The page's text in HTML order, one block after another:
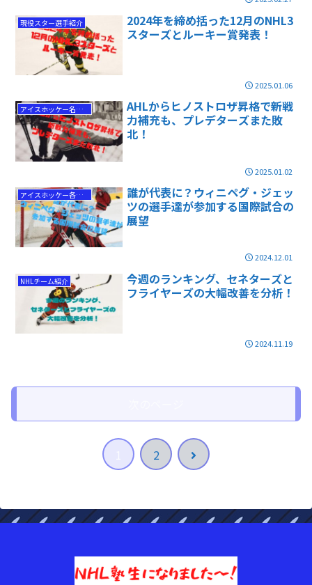
現役スター選手紹介
2024年を締め括った12月のNHL3
スターズとルーキー賞発表！
2025.01.06
アイスホッケー名勝負
AHLからヒノストロザ昇格で新戦
力補充も、プレデターズまた敗
北！
2025.01.02
アイスホッケー各国代表情報
誰が代表に？ウィニペグ・ジェッ
ツの選手達が参加する国際試合の
展望
2024.12.01
NHLチーム紹介
今週のランキング、セネターズと
フライヤーズの大幅改善を分析！
2024.11.19
2
次